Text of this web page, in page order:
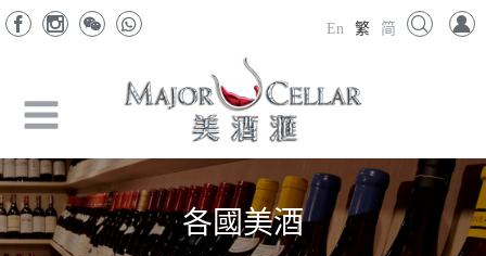
En 繁 简
各國美酒